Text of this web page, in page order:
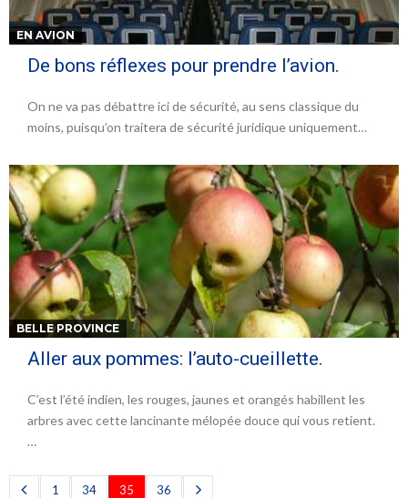
EN AVION
De bons réflexes pour prendre l’avion.
On ne va pas débattre ici de sécurité, au sens classique du
moins, puisqu’on traitera de sécurité juridique uniquement…
BELLE PROVINCE
Aller aux pommes: l’auto-cueillette.
C’est l’été indien, les rouges, jaunes et orangés habillent les
arbres avec cette lancinante mélopée douce qui vous retient.
…
1 34 35 36